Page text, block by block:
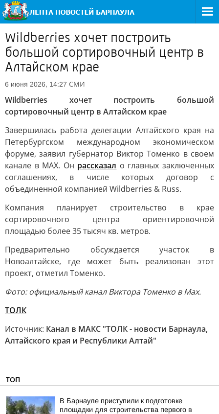
Wildberries хочет построить
большой сортировочный центр в
Алтайском крае
6 июня 2026, 14:27 СМИ
Wildberries хочет построить большой
сортировочный центр в Алтайском крае
Завершилась работа делегации Алтайского края на
Петербургском международном экономическом
форуме, заявил губернатор Виктор Томенко в своем
канале в MAX. Он рассказал о главных заключенных
соглашениях, в числе которых договор с
объединенной компанией Wildberries & Russ.
Компания планирует строительство в крае
сортировочного центра ориентировочной
площадью более 35 тысяч кв. метров.
Предварительно обсуждается участок в
Новоалтайске, где может быть реализован этот
проект, отметил Томенко.
Фото: официальный канал Виктора Томенко в Мах.
ТОЛК
Источник: Канал в МАКС "ТОЛК - новости Барнаула,
Алтайского края и Республики Алтай"
ТОП
В Барнауле приступили к подготовке
площадки для строительства первого в